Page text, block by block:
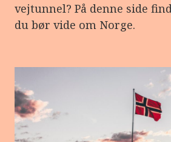
vejtunnel? På denne side
du bør vide om Norge.